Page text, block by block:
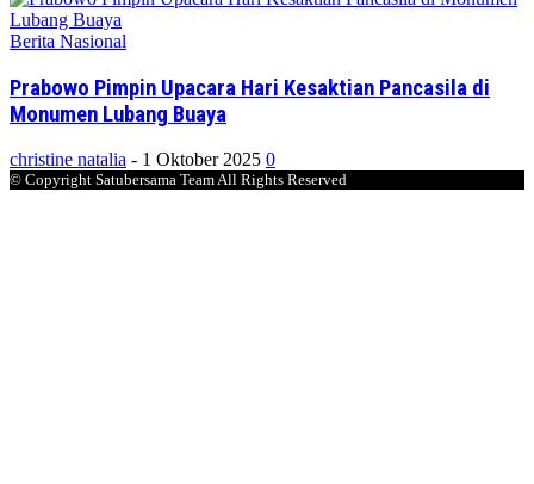
Berita Nasional
Prabowo Pimpin Upacara Hari Kesaktian Pancasila di
Monumen Lubang Buaya
christine natalia - 1 Oktober 2025 0
© Copyright Satubersama Team All Rights Reserved